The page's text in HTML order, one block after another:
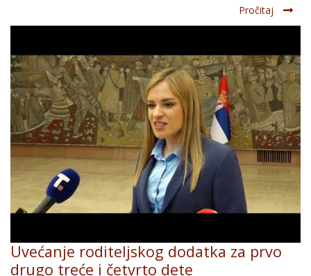
Pročitaj
Uvećanje roditeljskog dodatka za prvo
drugo treće i četvrto dete